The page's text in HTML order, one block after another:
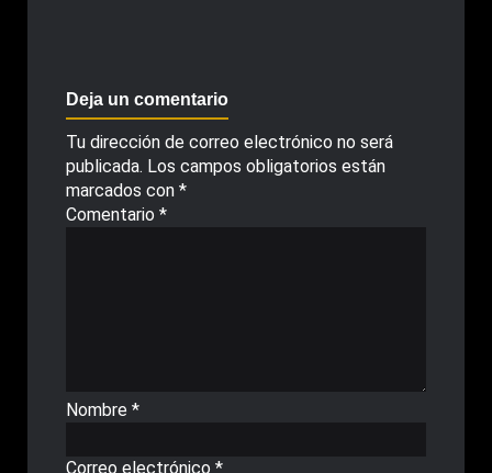
Deja un comentario
Tu dirección de correo electrónico no será
publicada. Los campos obligatorios están
marcados con *
Comentario *
Nombre *
Correo electrónico *